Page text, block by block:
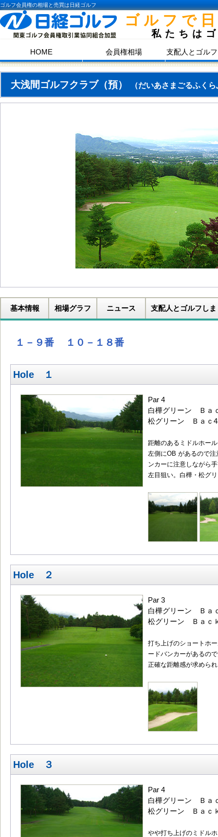
ゴルフ会員権の相場と売買は日経ゴルフ
ゴルフで
私たちは
HOME 会員権相場 支配人とゴル
大浅間ゴルフクラブ（預） （だいあさまごるふく
基本情報 相場グラフ ニュース 支配人とゴルフしま
１－９番 １０－１８番
Hole １
Par 4
白樺グリーン Ｂａ
松グリーン Ｂａｃ
距離のあるミドルホー
左側にOB があるので
ンカーに注意しながら
左目狙い。白樺・松グ
Hole ２
Par 3
白樺グリーン Ｂａ
松グリーン Ｂａｃ
打ち上げのショートホ
ードバンカーがあるの
正確な距離感が求めら
Hole ３
Par 4
白樺グリーン Ｂａ
松グリーン Ｂａｃ
やや打ち上げのミドル